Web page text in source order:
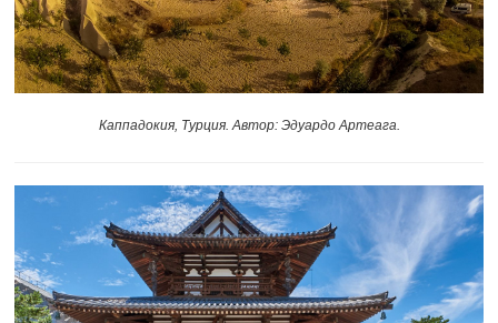
Каппадокия, Турция. Автор: Эдуардо Артеага.